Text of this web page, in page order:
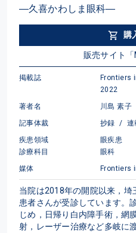
―久喜かわしま眼科―
購
販売サイト
掲載誌
Frontiers
2022
著者名
川島 素子
記事体裁
抄録 / 連
疾患領域
眼疾患
診療科目
眼科
媒体
Frontiers
当院は2018年の開院以来，
患者さんが受診しています。
じめ，日帰り白内障手術，網
射，レーザー治療など多岐に